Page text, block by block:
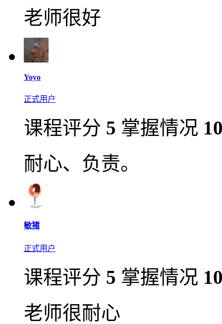
老师很好
Yoyo
正式用户
课程评分 5 掌握情况
耐心、负责。
敏猪
正式用户
课程评分 5 掌握情况
老师很耐心